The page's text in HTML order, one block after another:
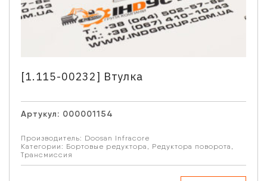
[1.115-00232] Втулка
Артукул: 000001154
Производитель: Doosan Infracore
Категории: Бортовые редуктора , Редуктора поворота ,
Трансмиссия